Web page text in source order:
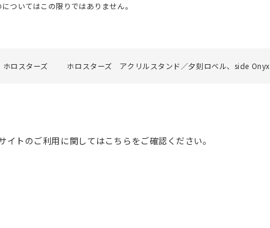
ついてはこの限りではありません。
ホロスターズ ホロスターズ アクリルスタンド／夕刻ロベル、side Onyx
トのご利用に関してはこちらをご確認ください。